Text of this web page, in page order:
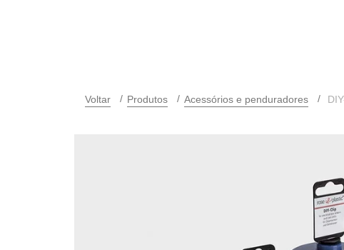
Voltar Produtos Acessórios e penduradores